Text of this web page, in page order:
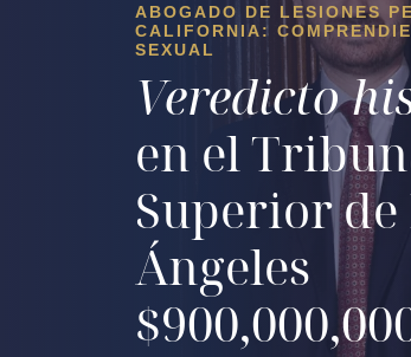
ABOGADO DE LESIONES
CALIFORNIA:
SEXUAL
Veredicto
en el
Superior de
Ángeles